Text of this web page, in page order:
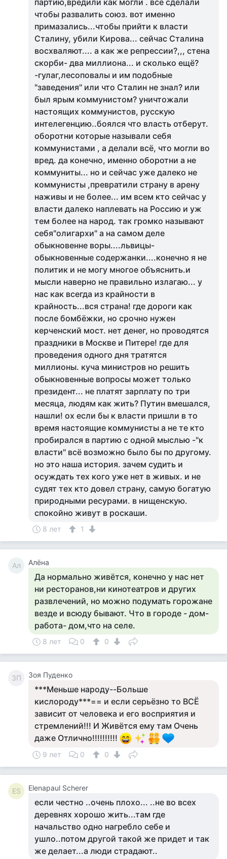
партию,вредили как могли . всё сделали
чтобы развалить союз. вот именно
примазались...чтобы прийти к власти
Сталину, убили Кирова... сейчас Сталина
восхваляют.... а как же репрессии?,,, стена
скорби- два миллиона... и сколько ещё?
-гулаг,лесоповалы и им подобные
"заведения" или что Сталин не знал? или
был ярым коммунистом? уничтожали
настоящих коммунистов, русскую
интелегенцию..боялся что власть отберут.
оборотни которые называли себя
коммунистами , а делали всё, что могли во
вред. да конечно, именно оборотни а не
коммуниты... но и сейчас уже далеко не
коммунисты ,превратили страну в арену
наживы и не более... им всем кто сейчас у
власти далеко наплевать на Россию и уж
тем более на народ. так громко называют
себя"олигархи" а на самом деле
обыкновенне воры....львицы-
обыкновенные содержанки....конечно я не
политик и не могу многое объяснить.и
мысли наверно не правильно излагаю... у
нас как всегда из крайности в
крайность...вся страна! где дороги как
после бомбёжки, но срочно нужен
керченский мост. нет денег, но проводятся
праздники в Москве и Питере! где для
проведения одного дня тратятся
миллионы. куча министров но решить
обыкновенные вопросы может только
президент... не платят зарплату по три
месяца, людям как жить? Путин вмешался,
нашли! ох если бы к власти пришли в то
время настоящие коммунисты а не те кто
пробирался в партию с одной мыслью -"к
власти" всё возможно было бы по другому.
но это наша история. зачем судить и
осуждать тех кого уже нет в живых. и не
судят тех кто довел страну, самую богатую
природными ресурами. в нищенскую.
спокойно живут в роскаши.
8 лет 1
Ал Алёна
Да нормально живётся, конечно у нас нет
ни ресторанов,ни кинотеатров и других
развлечений, но можно подумать горожане
везде и всюду бывают. Что в городе - дом-
работа- дом,что на селе.
8 лет 0 0
ЗП Зоя Пуденко
***Меньше народу--Больше
кислороду***== и если серьёзно то ВСЁ
зависит от человека и его восприятия и
стремлений!!! И Живётся ему там Очень
даже Отлично!!!!!!!!!!
9 лет 0 0
ES Elenapaul Scherer
если честно ..очень плохо... ..не во всех
деревнях хорошо жить...там где
начальство одно нагребло себе и
ушло..потом другой такой же придет и так
же делает...а люди страдают..